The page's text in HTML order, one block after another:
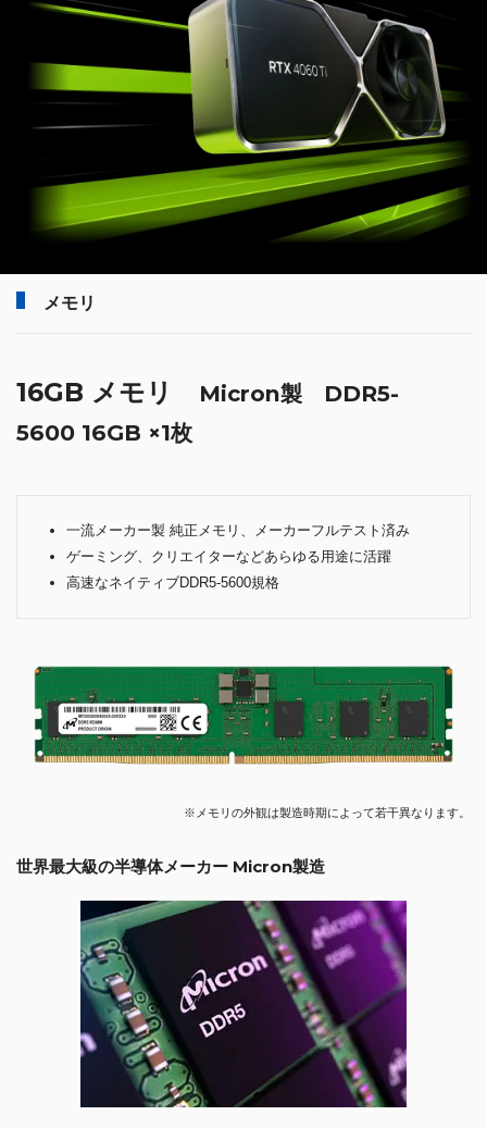
メモリ
16GB メモリ
Micron製 DDR5-
5600 16GB ×1枚
一流メーカー製 純正メモリ、メーカーフルテスト済み
ゲーミング、クリエイターなどあらゆる用途に活躍
高速なネイティブDDR5-5600規格
※メモリの外観は製造時期によって若干異なります。
世界最大級の半導体メーカー Micron製造